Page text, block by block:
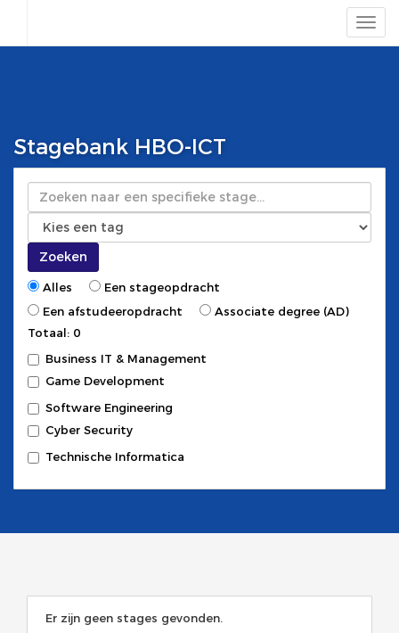
Stagebank HBO-ICT
Zoeken
Zoeken
Alles
Een stageopdracht
Een afstudeeropdracht
Associate degree (AD)
Totaal: 0
Business IT & Management
Game Development
Software Engineering
Cyber Security
Technische Informatica
Er zijn geen stages gevonden.